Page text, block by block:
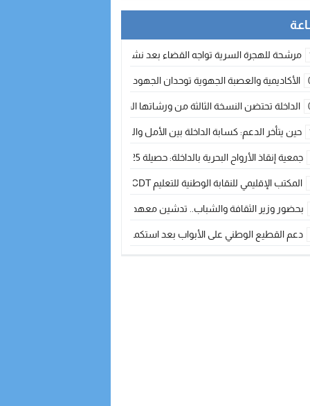
مرشحة للهجرة السرية تواجه القضاء بعد نشر معطيات مضللة
الأكاديمية والعصبة الجهوية توحدان الجهود لتطوير الممارسة الكروية بجهة
الداخلة تحتضن النسخة الثالثة من ورشاتها الدولية: تكوين متخصص في التراث
حين يتأخر الدعم: كسابة الداخلة بين الأمل والقلق ؟
جمعية إنقاذ الأرواح البحرية بالداخلة: حصيلة 2025 بين مهام الإنقاذ ومشروع “دار البحار”
المكتب الإقليمي للنقابة الوطنية للتعليم CDT يجتمع مع المدير الإقليمي لمناقشة ملفات جوهرية لنساء ورجال التعليم
بحضور وزير الثقافة والشباب.. تدشين معهد الموسيقى والفنون الكوريغرافية بالداخلة
دعم القطيع الوطني على الأبواب بعد استكمال الترقيم… الفلاحة المغربية